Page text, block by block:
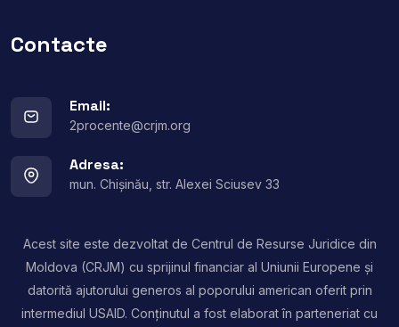
Contacte
Email:
2procente@crjm.org
Adresa:
mun. Chișinău, str. Alexei Sciusev 33
Acest site este dezvoltat de Centrul de Resurse Juridice din
Moldova (CRJM) cu sprijinul financiar al Uniunii Europene și
datorită ajutorului generos al poporului american oferit prin
intermediul USAID. Conținutul a fost elaborat în parteneriat cu